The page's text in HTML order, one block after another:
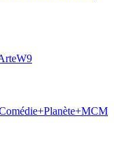
W9
Planète+MCM